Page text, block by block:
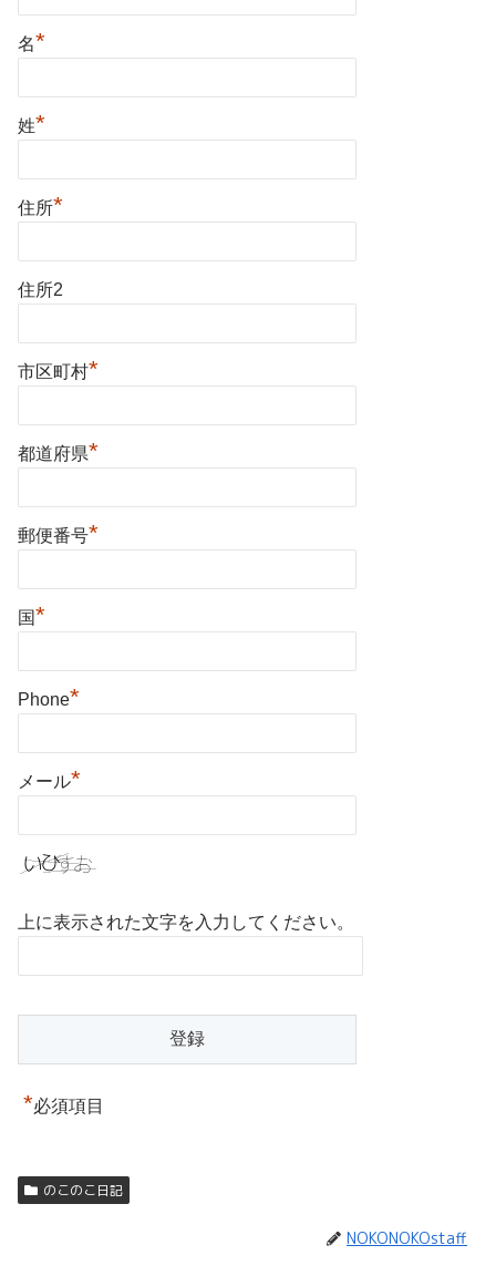
名*
姓*
住所*
住所2
市区町村*
都道府県*
郵便番号*
国*
Phone*
メール*
上に表示された文字を入力してください。
*必須項目
のこのこ日記
NOKONOKOstaff